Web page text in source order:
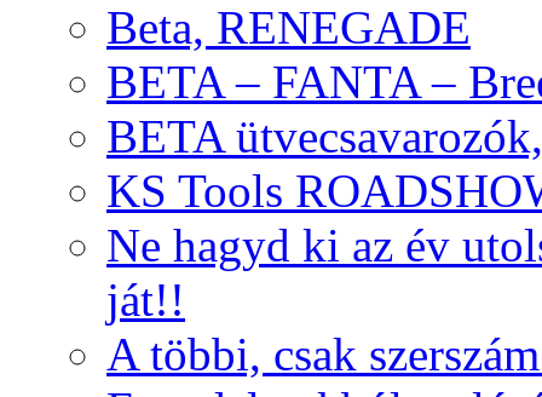
Beta, RENEGADE
BETA – FANTA –
BETA
KS Tools
Ne hagyd ki az év
ját!!
A többi, csak